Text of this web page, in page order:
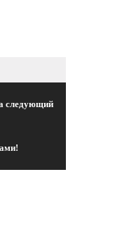
следующий